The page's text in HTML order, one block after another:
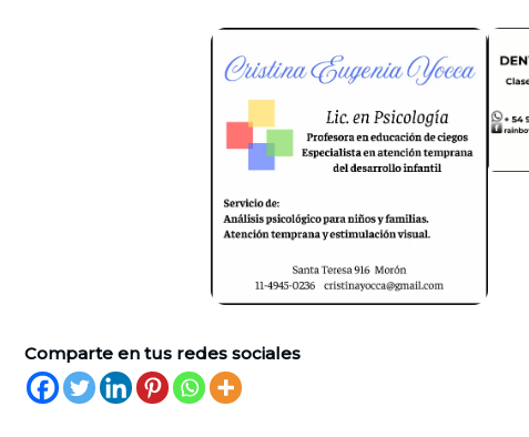
Comparte en tus redes sociales